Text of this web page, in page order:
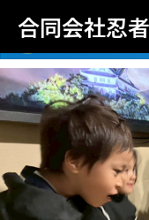
合同会社忍